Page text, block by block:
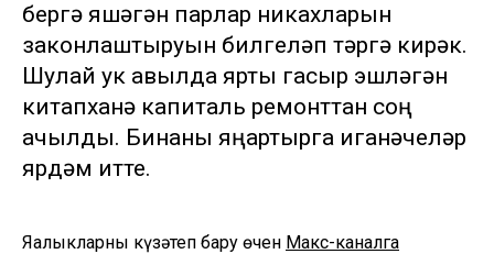
бергә яшәгән парлар никахларын
законлаштыруын билгеләп үтәргә кирәк.
Шулай ук авылда ярты гасыр эшләгән
китапханә капиталь ремонттан соң
ачылды. Бинаны яңартырга иганәчеләр
ярдәм итте.
Яңалыкларны күзәтеп бару өчен Макс-каналга